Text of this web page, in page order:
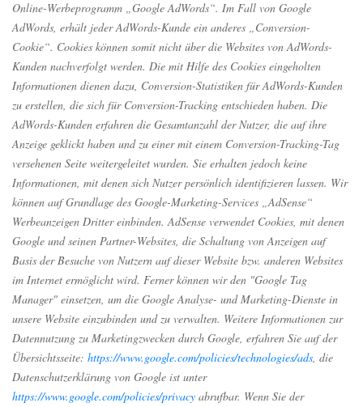
Online-Werbeprogramm „Google AdWords“. Im Fall von Google
AdWords, erhält jeder AdWords-Kunde ein anderes „Conversion-
Cookie“. Cookies können somit nicht über die Websites von AdWords-
Kunden nachverfolgt werden. Die mit Hilfe des Cookies eingeholten
Informationen dienen dazu, Conversion-Statistiken für AdWords-Kunden
zu erstellen, die sich für Conversion-Tracking entschieden haben. Die
AdWords-Kunden erfahren die Gesamtanzahl der Nutzer, die auf ihre
Anzeige geklickt haben und zu einer mit einem Conversion-Tracking-Tag
versehenen Seite weitergeleitet wurden. Sie erhalten jedoch keine
Informationen, mit denen sich Nutzer persönlich identifizieren lassen. Wir
können auf Grundlage des Google-Marketing-Services „AdSense“
Werbeanzeigen Dritter einbinden. AdSense verwendet Cookies, mit denen
Google und seinen Partner-Websites, die Schaltung von Anzeigen auf
Basis der Besuche von Nutzern auf dieser Website bzw. anderen Websites
im Internet ermöglicht wird. Ferner können wir den "Google Tag
Manager" einsetzen, um die Google Analyse- und Marketing-Dienste in
unsere Website einzubinden und zu verwalten. Weitere Informationen zur
Datennutzung zu Marketingzwecken durch Google, erfahren Sie auf der
Übersichtsseite: https://www.google.com/policies/technologies/ads, die
Datenschutzerklärung von Google ist unter
https://www.google.com/policies/privacy abrufbar. Wenn Sie der